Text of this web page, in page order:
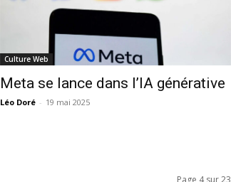
Culture Web
Meta se lance dans l’IA générative
Léo Doré - 19 mai 2025